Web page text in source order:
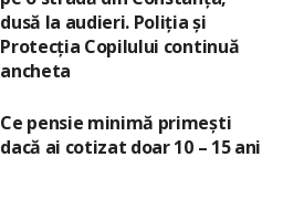
dusă la audieri. Poliția și
Protecția Copilului continuă
ancheta
Ce pensie minimă primești
dacă ai cotizat doar 10 – 15 ani